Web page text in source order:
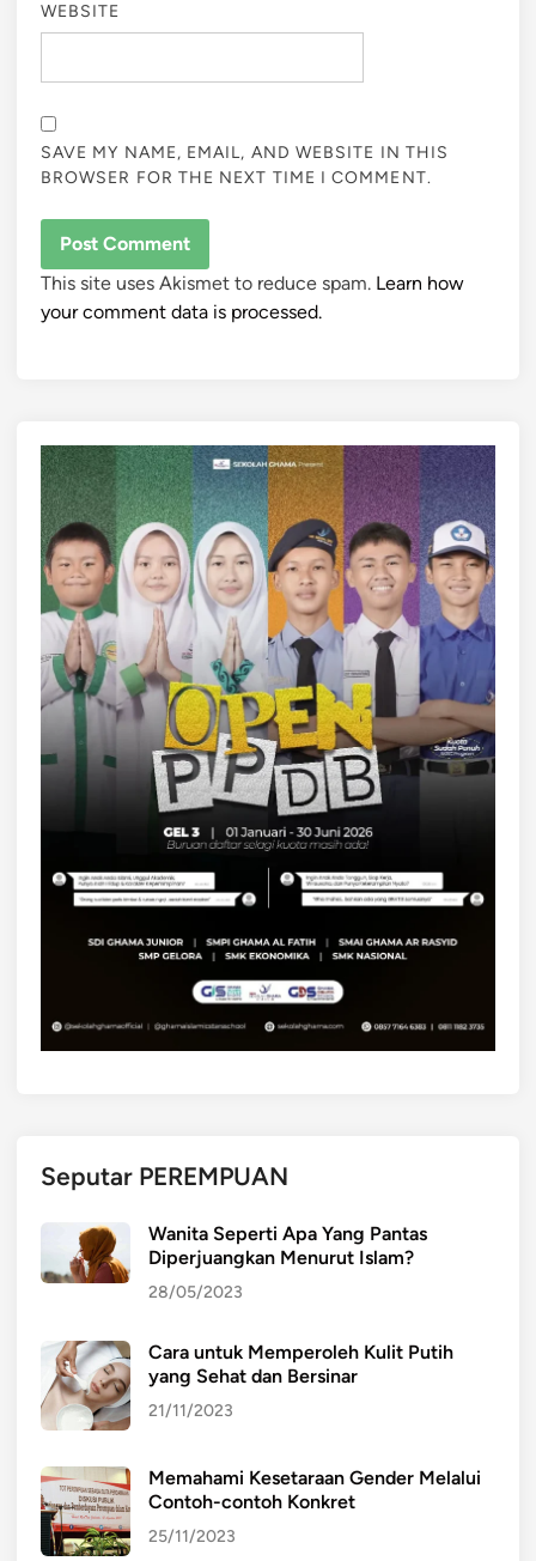
WEBSITE
SAVE MY NAME, EMAIL, AND WEBSITE IN THIS
BROWSER FOR THE NEXT TIME I COMMENT.
This site uses Akismet to reduce spam. Learn how
your comment data is processed.
Seputar PEREMPUAN
Wanita Seperti Apa Yang Pantas
Diperjuangkan Menurut Islam?
28/05/2023
Cara untuk Memperoleh Kulit Putih
yang Sehat dan Bersinar
21/11/2023
Memahami Kesetaraan Gender Melalui
Contoh-contoh Konkret
25/11/2023